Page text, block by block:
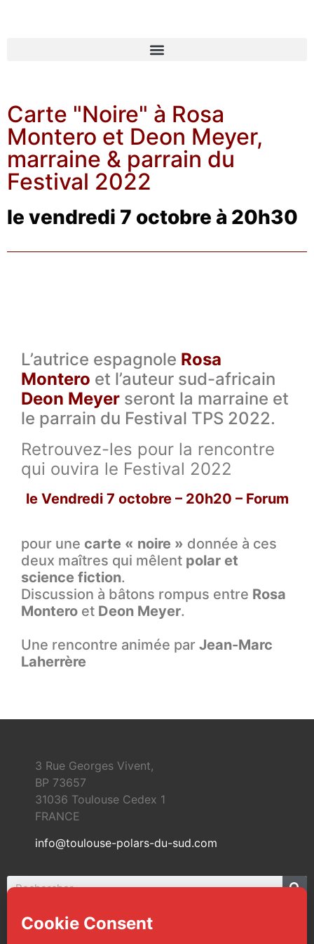
Carte "Noire" à Rosa
Montero et Deon Meyer,
marraine & parrain du
Festival 2022
le vendredi 7 octobre à 20h30
L’autrice espagnole Rosa
Montero et l’auteur sud-africain
Deon Meyer seront la marraine et
le parrain du Festival TPS 2022.
Retrouvez-les pour la rencontre
qui ouvira le Festival 2022
le Vendredi 7 octobre – 20h20 – Forum
pour une carte « noire » donnée à ces
deux maîtres qui mêlent polar et
science fiction.
Discussion à bâtons rompus entre Rosa
Montero et Deon Meyer.
Une rencontre animée par Jean-Marc
Laherrère
3 Rue Georges Vivent,
BP 73657
31036 Toulouse Cedex 1
FRANCE
info@toulouse-polars-du-sud.com